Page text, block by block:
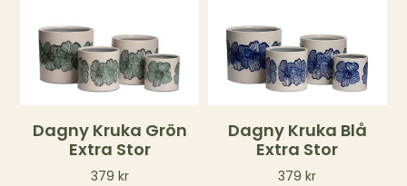
Dagny Kruka Grön
Extra Stor
379 kr
Dagny Kruka Blå
Extra Stor
379kr